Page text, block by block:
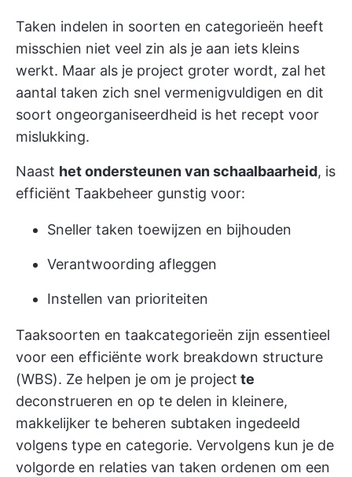
Taken indelen in soorten en categorieën heeft
misschien niet veel zin als je aan iets kleins
werkt. Maar als je project groter wordt, zal het
aantal taken zich snel vermenigvuldigen en dit
soort ongeorganiseerdheid is het recept voor
mislukking.
Naast het ondersteunen van schaalbaarheid, is
efficiënt Taakbeheer gunstig voor:
Sneller taken toewijzen en bijhouden
Verantwoording afleggen
Instellen van prioriteiten
Taaksoorten en taakcategorieën zijn essentieel
voor een efficiënte work breakdown structure
(WBS). Ze helpen je om je project te
deconstrueren en op te delen in kleinere,
makkelijker te beheren subtaken ingedeeld
volgens type en categorie. Vervolgens kun je de
volgorde en relaties van taken ordenen om een